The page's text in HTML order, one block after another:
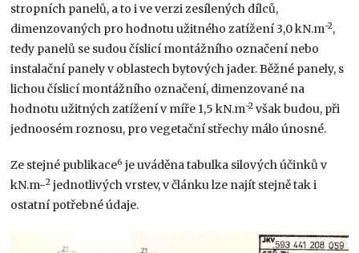
stropních panelů, a to i ve verzi zesílených dílců,
dimenzovaných pro hodnotu užitného zatížení 3,0 kN.m-2,
tedy panelů se sudou číslicí montážního označení nebo
instalační panely v oblastech bytových jader. Běžné panely, s
lichou číslicí montážního označení, dimenzované na
hodnotu užitných zatížení v míře 1,5 kN.m-2 však budou, při
jednoosém roznosu, pro vegetační střechy málo únosné.
Ze stejné publikace6 je uváděna tabulka silových účinků v
kN.m-2 jednotlivých vrstev, v článku lze najít stejně tak i
ostatní potřebné údaje.